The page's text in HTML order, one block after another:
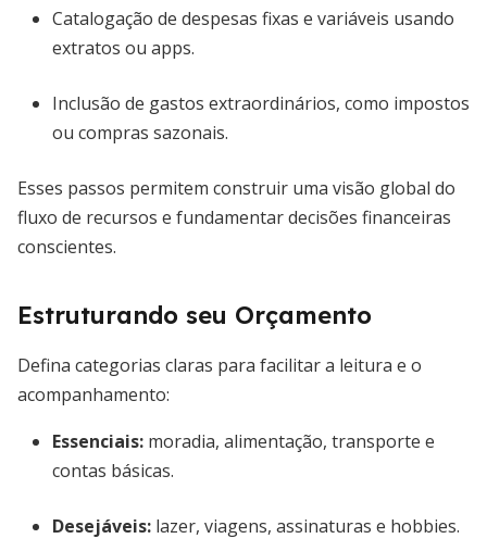
Catalogação de despesas fixas e variáveis usando
extratos ou apps.
Inclusão de gastos extraordinários, como impostos
ou compras sazonais.
Esses passos permitem construir uma visão global do
fluxo de recursos e fundamentar decisões financeiras
conscientes.
Estruturando seu Orçamento
Defina categorias claras para facilitar a leitura e o
acompanhamento:
Essenciais: moradia, alimentação, transporte e
contas básicas.
Desejáveis: lazer, viagens, assinaturas e hobbies.